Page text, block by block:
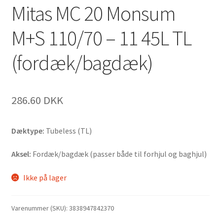
Mitas MC 20 Monsum
M+S 110/70 – 11 45L TL
(fordæk/bagdæk)
286.60 DKK
Dæktype: Tubeless (TL)
Aksel: Fordæk/bagdæk (passer både til forhjul og baghjul)
Ikke på lager
Varenummer (SKU): 3838947842370